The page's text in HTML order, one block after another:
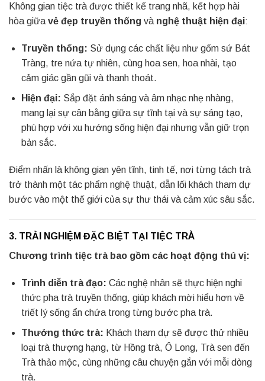
Không gian tiệc trà được thiết kế trang nhã, kết hợp hài
hòa giữa vẻ đẹp truyền thống và nghệ thuật hiện đại:
Truyền thống: Sử dụng các chất liệu như gốm sứ Bát
Tràng, tre nứa tự nhiên, cùng hoa sen, hoa nhài, tạo
cảm giác gần gũi và thanh thoát.
Hiện đại: Sắp đặt ánh sáng và âm nhạc nhẹ nhàng,
mang lại sự cân bằng giữa sự tĩnh tại và sự sáng tạo,
phù hợp với xu hướng sống hiện đại nhưng vẫn giữ trọn
bản sắc.
Điểm nhấn là không gian yên tĩnh, tinh tế, nơi từng tách trà
trở thành một tác phẩm nghệ thuật, dẫn lối khách tham dự
bước vào một thế giới của sự thư thái và cảm xúc sâu sắc.
3. TRẢI NGHIỆM ĐẶC BIỆT TẠI TIỆC TRÀ
Chương trình tiệc trà bao gồm các hoạt động thú vị:
Trình diễn trà đạo: Các nghệ nhân sẽ thực hiện nghi
thức pha trà truyền thống, giúp khách mời hiểu hơn về
triết lý sống ẩn chứa trong từng bước pha trà.
Thưởng thức trà: Khách tham dự sẽ được thử nhiều
loại trà thượng hạng, từ Hồng trà, Ô Long, Trà sen đến
Trà thảo mộc, cùng những câu chuyện gắn với mỗi dòng
trà.